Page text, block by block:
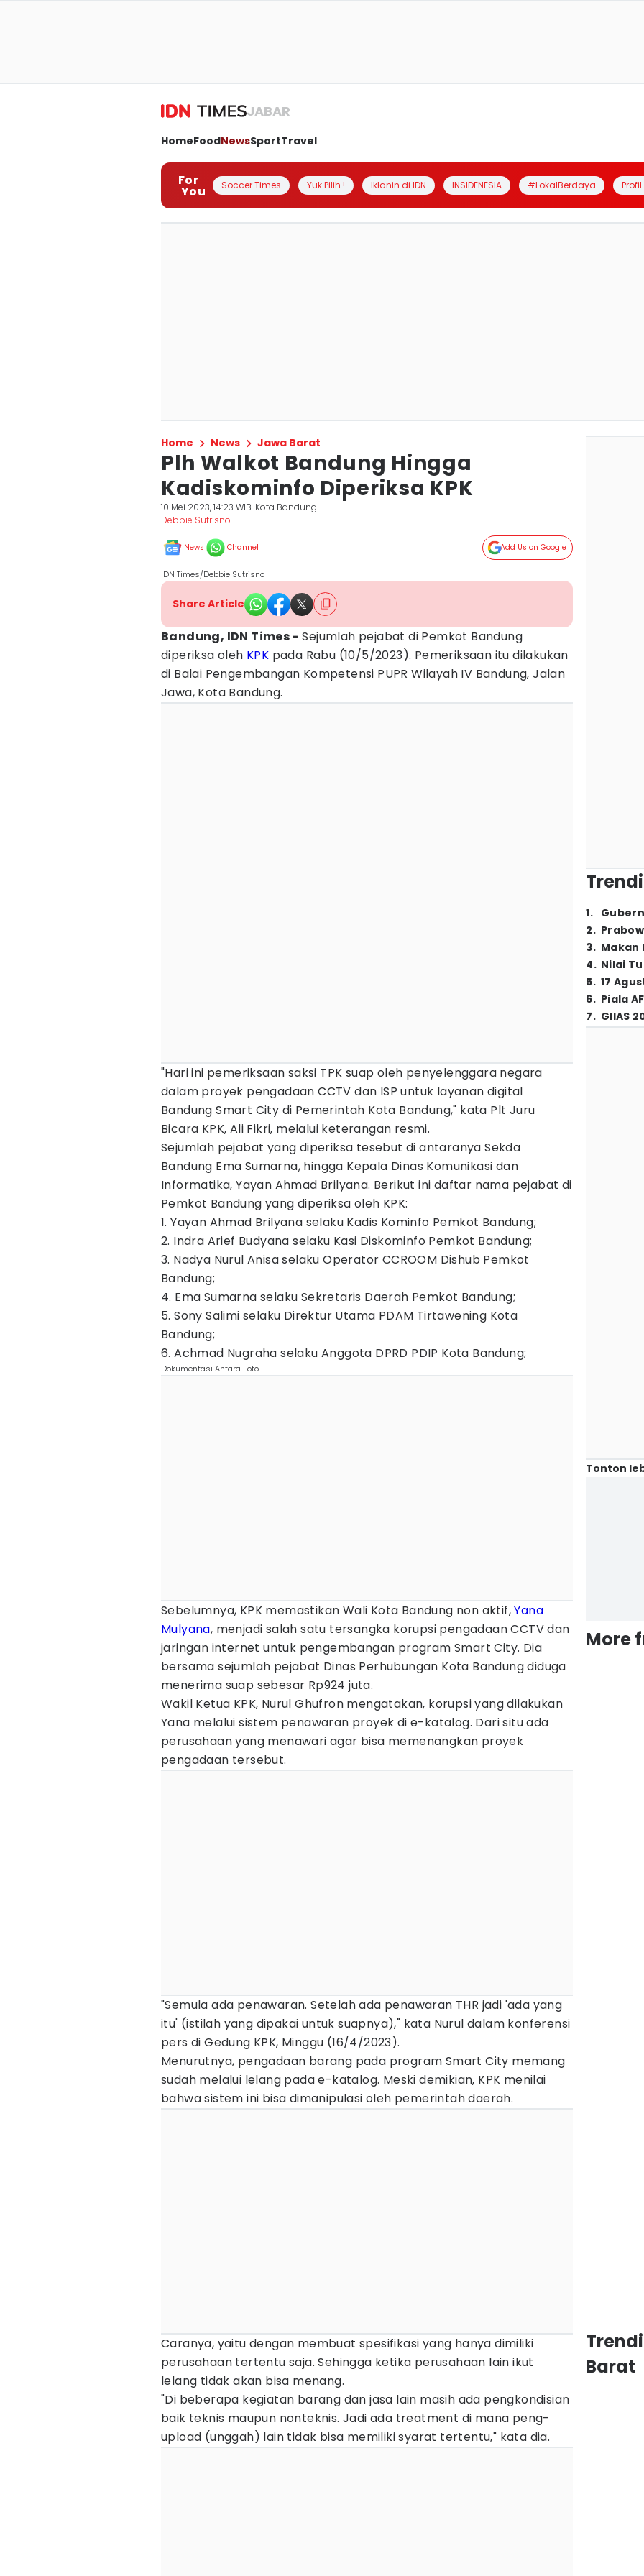
JABAR
HomeFoodNewsSportTravel
For
You Soccer Times Yuk Pilih ! Iklanin di IDN INSIDENESIA #LokalBerdaya
Home News Jawa Barat
Plh Walkot Bandung Hingga
Kadiskominfo Diperiksa KPK
10 Mei 2023, 14:23 WIB Kota Bandung
Debbie Sutrisno
News Channel Add Us on Google
IDN Times/Debbie Sutrisno
Share Article
Bandung, IDN Times - Sejumlah pejabat di Pemkot Bandung
diperiksa oleh KPK pada Rabu (10/5/2023). Pemeriksaan itu dilakukan
di Balai Pengembangan Kompetensi PUPR Wilayah IV Bandung, Jalan
Jawa, Kota Bandung.
"Hari ini pemeriksaan saksi TPK suap oleh penyelenggara negara
dalam proyek pengadaan CCTV dan ISP untuk layanan digital
Bandung Smart City di Pemerintah Kota Bandung," kata Plt Juru
Bicara KPK, Ali Fikri, melalui keterangan resmi.
Sejumlah pejabat yang diperiksa tesebut di antaranya Sekda
Bandung Ema Sumarna, hingga Kepala Dinas Komunikasi dan
Informatika, Yayan Ahmad Brilyana. Berikut ini daftar nama pejabat di
Pemkot Bandung yang diperiksa oleh KPK:
1. Yayan Ahmad Brilyana selaku Kadis Kominfo Pemkot Bandung;
2. Indra Arief Budyana selaku Kasi Diskominfo Pemkot Bandung;
3. Nadya Nurul Anisa selaku Operator CCROOM Dishub Pemkot
Bandung;
4. Ema Sumarna selaku Sekretaris Daerah Pemkot Bandung;
5. Sony Salimi selaku Direktur Utama PDAM Tirtawening Kota
Bandung;
6. Achmad Nugraha selaku Anggota DPRD PDIP Kota Bandung;
Dokumentasi Antara Foto
Sebelumnya, KPK memastikan Wali Kota Bandung non aktif,Yana
Mulyana, menjadi salah satu tersangka korupsi pengadaan CCTV dan
jaringan internet untuk pengembangan program Smart City. Dia
bersama sejumlah pejabat Dinas Perhubungan Kota Bandung diduga
menerima suap sebesar Rp924 juta.
Wakil Ketua KPK, Nurul Ghufron mengatakan, korupsi yang dilakukan
Yana melalui sistem penawaran proyek di e-katalog. Dari situ ada
perusahaan yang menawari agar bisa memenangkan proyek
pengadaan tersebut.
"Semula ada penawaran. Setelah ada penawaran THR jadi 'ada yang
itu' (istilah yang dipakai untuk suapnya)," kata Nurul dalam konferensi
pers di Gedung KPK, Minggu (16/4/2023).
Menurutnya, pengadaan barang pada program Smart City memang
sudah melalui lelang pada e-katalog. Meski demikian, KPK menilai
bahwa sistem ini bisa dimanipulasi oleh pemerintah daerah.
Caranya, yaitu dengan membuat spesifikasi yang hanya dimiliki
perusahaan tertentu saja. Sehingga ketika perusahaan lain ikut
lelang tidak akan bisa menang.
"Di beberapa kegiatan barang dan jasa lain masih ada pengkondisian
baik teknis maupun nonteknis. Jadi ada treatment di mana peng-
upload (unggah) lain tidak bisa memiliki syarat tertentu," kata dia.
1.
2.
3. Makan
4. Nilai
5. 17
6. Piala
7. GIIAS
Tonton
More
Barat